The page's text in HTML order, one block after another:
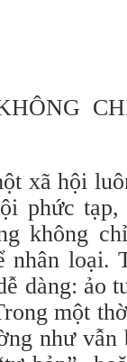
xã hội
phức
không
nhân loại.
dàng: ảo
một
như